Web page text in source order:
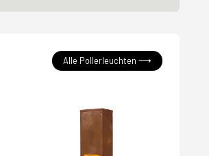
Alle Pollerleuchten ⟶